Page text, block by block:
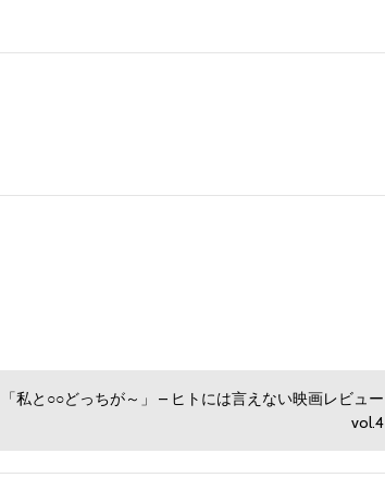
次
稿:
「私と○○どっちが～」 – ヒトには言えない映画レビュー
vol.4